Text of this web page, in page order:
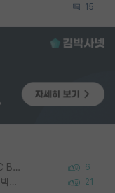
15
Korea University 수학, 컴퓨터과학 이학사, UC Berkeley 산업공학 대학원 공학박사가 되는 것은 쉽지 않겠죠? 6
경북대 컴퓨터학부 4.4 -> 카이스트 전기전자 석박사통합과정 합격 21